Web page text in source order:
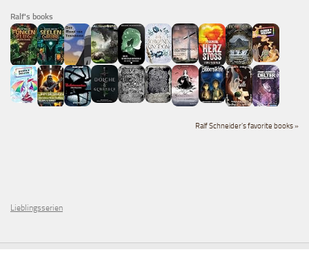
Ralf's books
Ralf Schneider's favorite books »
Lieblingsserien